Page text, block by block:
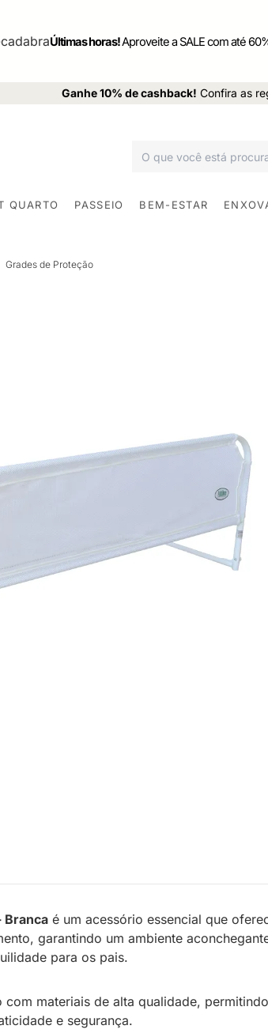
Últimas horas!Aproveite a SALE com até
Ganhe 10% de cashback! Confira as
QUARTO PASSEIO BEM-ESTAR
Grades de Proteção
Branca é um acessório essencial que
garantindo um ambiente
para os pais.
materiais de alta qualidade,
e segurança.